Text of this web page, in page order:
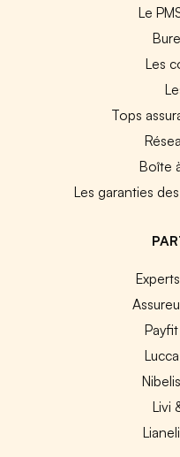
Le
Les
Tops
Boîte
Les garanties
Livi